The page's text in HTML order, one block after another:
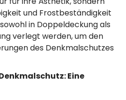
und Frostbeständigkeit
in Doppeldeckung als
verlegt werden, um den
des Denkmalschutzes
Eine